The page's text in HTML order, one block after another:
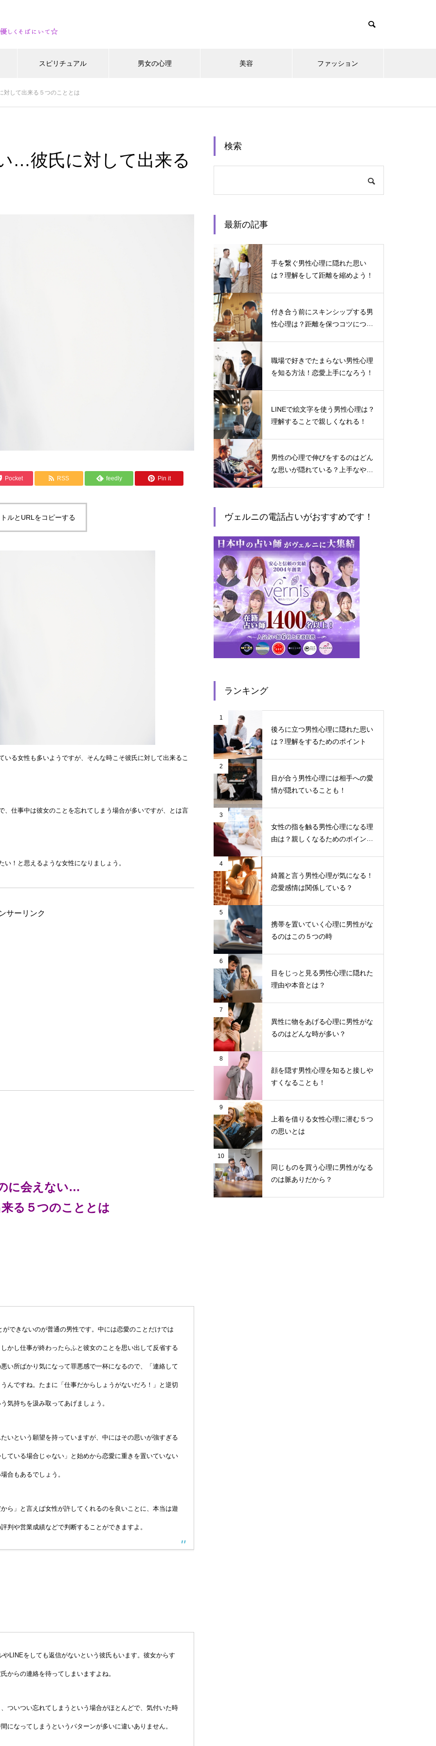
スピリチュアル 男女の心理 美容 ファッション
して出来る５つのこととは
…彼氏に対して出来る
Pocket RSS feedly Pin it
ルとURLをコピーする
る女性も多いようですが、そんな時こそ彼氏に対して出来るこ
仕事中は彼女のことを忘れてしまう場合が多いですが、とは言
！と思えるような女性になりましょう。
サーリンク
に会えない…
る５つのこととは
できないのが普通の男性です。中には恋愛のことだけでは
かし仕事が終わったらふと彼女のことを思い出して反省する
い所ばかり気になって罪悪感で一杯になるので、「連絡して
んですね。たまに「仕事だからしょうがないだろ！」と逆切
気持ちを汲み取ってあげましょう。
いという願望を持っていますが、中にはその思いが強すぎる
ている場合じゃない」と始めから恋愛に重きを置いていない
合もあるでしょう。
ら」と言えば女性が許してくれるのを良いことに、本当は遊
判や営業成績などで判断することができますよ。
LINEをしても返信がないという彼氏もいます。彼女からす
からの連絡を待ってしまいますよね。
ついつい忘れてしまうという場合がほとんどで、気付いた時
になってしまうというパターンが多いに違いありません。
検索
最新の記事
手を繋ぐ男性心理に隠れた思い
は？理解をして距離を縮めよう！
付き合う前にスキンシップする男
性心理は？距離を保つコツについ
職場で好きでたまらない男性心理
を知る方法！恋愛上手になろう！
LINEで絵文字を使う男性心理は？
理解することで親しくなれる！
男性の心理で伸びをするのはどん
な思いが隠れている？上手なやり
ヴェルニの電話占いがおすすめです！
ランキング
1
後ろに立つ男性心理に隠れた思い
は？理解をするためのポイント
2
目が合う男性心理には相手への愛
情が隠れていることも！
3
女性の指を触る男性心理になる理
由は？親しくなるためのポイント
4
綺麗と言う男性心理が気になる！
恋愛感情は関係している？
5
携帯を置いていく心理に男性がな
るのはこの５つの時
6
目をじっと見る男性心理に隠れた
理由や本音とは？
7
異性に物をあげる心理に男性がな
るのはどんな時が多い？
8
顔を隠す男性心理を知ると接しや
すくなることも！
9
上着を借りる女性心理に潜む５つ
の思いとは
10
同じものを買う心理に男性がなる
のは脈ありだから？